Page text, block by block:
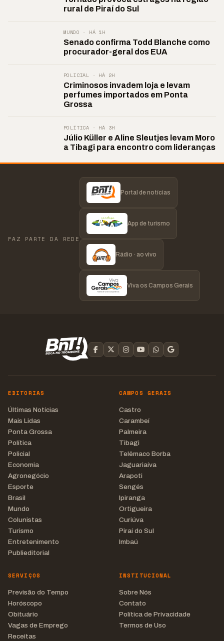
rural de Piraí do Sul
MUNDO · HÁ 1H
Senado confirma Todd Blanche como
procurador-geral dos EUA
POLICIAL · HÁ 2H
Criminosos invadem loja e levam
perfumes importados em Ponta
Grossa
POLÍTICA · HÁ 3H
Júlio Küller e Aline Sleutjes levam Moro
a Tibagi para encontro com lideranças
FAZ PARTE DA REDE
Portal de notícias
App de turismo
Rádio · ao vivo
Viva os Campos Gerais
EDITORIAS
Últimas Notícias
Mais Lidas
Ponta Grossa
Política
Policial
Economia
Agronegócio
Esporte
Brasil
Mundo
Colunistas
Turismo
Entretenimento
Publieditorial
CAMPOS GERAIS
Castro
Carambeí
Palmeira
Tibagi
Telêmaco Borba
Jaguariaíva
Arapoti
Sengés
Ipiranga
Ortigueira
Curiúva
Piraí do Sul
Imbaú
SERVIÇOS
Previsão do Tempo
Horóscopo
Obituário
Vagas de Emprego
Receitas
INSTITUCIONAL
Sobre Nós
Contato
Política de Privacidade
Termos de Uso